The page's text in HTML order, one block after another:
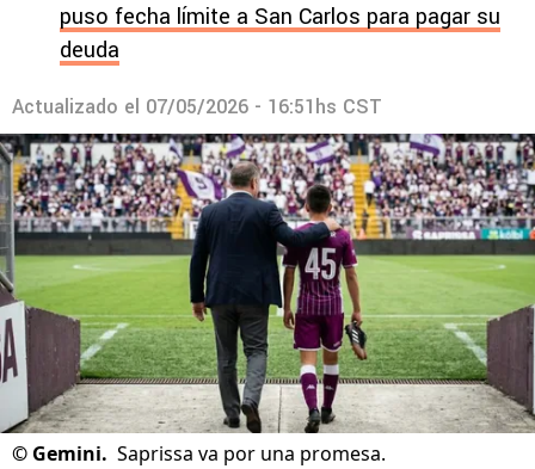
puso fecha límite a San Carlos para pagar su
deuda
Actualizado el 07/05/2026 - 16:51hs CST
© Gemini. Saprissa va por una promesa.